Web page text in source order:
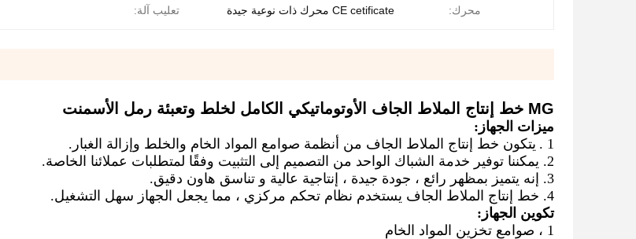
محرك: CE cetificate محرك ذات نوعية جيدة تعليب آلة:
MG خط إنتاج الملاط الجاف الأوتوماتيكي الكامل لخلط وتعبئة رمل الأسمنت
ميزات الجهاز:
1
. يتكون خط إنتاج الملاط الجاف من أنظمة صوامع المواد الخام والخلط وإزالة الغبار.
2. يمكننا توفير خدمة الشباك الواحد من التصميم إلى التثبيت وفقًا لمتطلبات عملائنا الخاصة.
3. إنه يتميز بمظهر رائع ، جودة جيدة ، إنتاجية عالية و تناسق هاون دقيق.
4. خط إنتاج الملاط الجاف يستخدم نظام تحكم مركزي ، مما يجعل الجهاز سهل التشغيل.
تكوين الجهاز:
1 ، صوامع تخزين المواد الخام